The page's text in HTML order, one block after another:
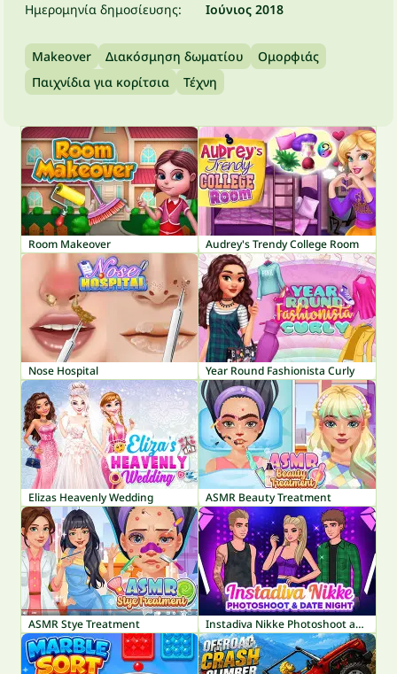
Ημερομηνία δημοσίευσης:
Ιούνιος 2018
Makeover Διακόσμηση δωματίου
Ομορφιάς
Παιχνίδια για κορίτσια
Τέχνη
Room Makeover Audrey's Trendy College Room
Nose Hospital Year Round Fashionista Curly
Elizas Heavenly Wedding ASMR Beauty Treatment
ASMR Stye Treatment Instadiva Nikke Photoshoot and Date Night